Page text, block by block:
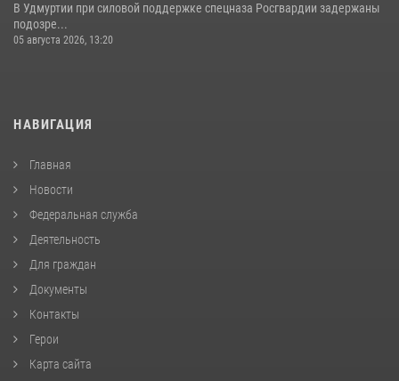
В Удмуртии при силовой поддержке спецназа Росгвардии задержаны
подозре...
05 августа 2026, 13:20
НАВИГАЦИЯ
Главная
Новости
Федеральная служба
Деятельность
Для граждан
Документы
Контакты
Герои
Карта сайта